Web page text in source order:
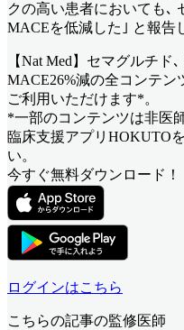
クの高い患者においても､
MACEを低減した｣ と報告
【Nat Med】セマグルチ
MACE26%減の全コンテン
ご利用いただけます*。
*一部のコンテンツは非医
臨床支援アプリHOKUTO
い。
今すぐ無料ダウンロード！
ログインはこちら
こちらの記事の監修医師